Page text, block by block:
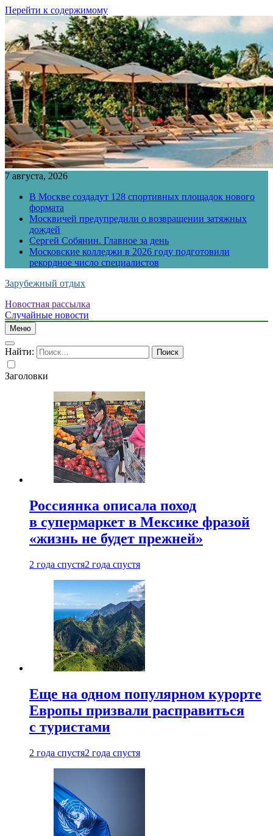
Перейти к содержимому
7 августа, 2026
В Москве создадут 128 спортивных площадок нового
формата
Москвичей предупредили о возвращении затяжных
дождей
Сергей Собянин. Главное за день
Московские колледжи в 2026 году подготовили
рекордное число специалистов
Зарубежный отдых
Новостная рассылка
Случайные новости
Меню
Найти:
Заголовки
Россиянка описала поход
в супермаркет в Мексике фразой
«жизнь не будет прежней»
2 года спустя2 года спустя
Еще на одном популярном курорте
Европы призвали расправиться
с туристами
2 года спустя2 года спустя